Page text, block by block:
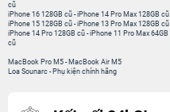
cũ
iPhone 16 128GB cũ -iPhone 14 Pro Max 128GB cũ
iPhone 15 128GB cũ -iPhone 13 Pro Max 128GB cũ
iPhone 14 Pro 128GB cũ -iPhone 11 Pro Max 64GB
cũ
MacBook Pro M5 - MacBook Air M5
Loa Sounarc - Phụ kiện chính hãng